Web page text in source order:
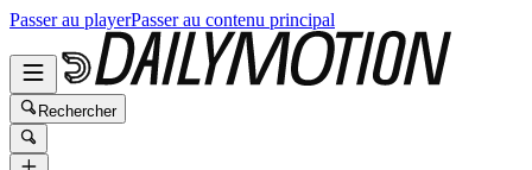
Passer au playerPasser au contenu principal
Rechercher